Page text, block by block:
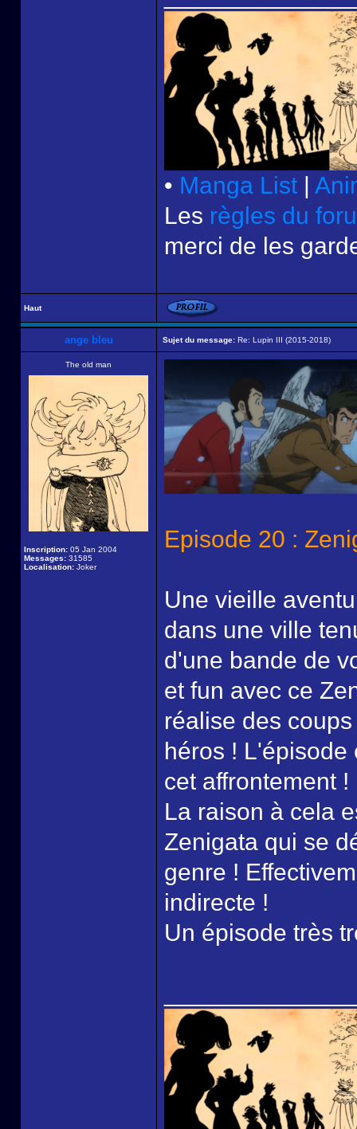
• Manga List |
Les règles du
merci de les
Haut
ange bleu Sujet du message: Re: Lupin III (2015-2018)
The old man
Inscription: 05 Jan 2004
Messages: 31585
Localisation: Joker
Episode 20 :
Une vieille
dans une ville
d'une bande de
et fun avec ce
réalise des
héros !
cet affrontement !
La raison à cela
Zenigata qui se
genre !
indirecte !
Un épisode très